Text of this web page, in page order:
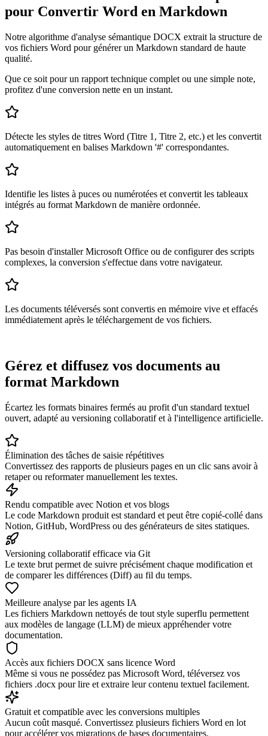
pour Convertir Word en Markdown
Notre algorithme d'analyse sémantique DOCX extrait la structure de
vos fichiers Word pour générer un Markdown standard de haute
qualité.
Que ce soit pour un rapport technique complet ou une simple note,
profitez d'une conversion nette en un instant.
Détecte les styles de titres Word (Titre 1, Titre 2, etc.) et les convertit
automatiquement en balises Markdown '#' correspondantes.
Identifie les listes à puces ou numérotées et convertit les tableaux
intégrés au format Markdown de manière ordonnée.
Pas besoin d'installer Microsoft Office ou de configurer des scripts
complexes, la conversion s'effectue dans votre navigateur.
Les documents téléversés sont convertis en mémoire vive et effacés
immédiatement après le téléchargement de vos fichiers.
Gérez et diffusez vos documents au
format Markdown
Écartez les formats binaires fermés au profit d'un standard textuel
ouvert, adapté au versioning collaboratif et à l'intelligence artificielle.
Élimination des tâches de saisie répétitives
Convertissez des rapports de plusieurs pages en un clic sans avoir à
retaper ou reformater manuellement les textes.
Rendu compatible avec Notion et vos blogs
Le code Markdown produit est standard et peut être copié-collé dans
Notion, GitHub, WordPress ou des générateurs de sites statiques.
Versioning collaboratif efficace via Git
Le texte brut permet de suivre précisément chaque modification et
de comparer les différences (Diff) au fil du temps.
Meilleure analyse par les agents IA
Les fichiers Markdown nettoyés de tout style superflu permettent
aux modèles de langage (LLM) de mieux appréhender votre
documentation.
Accès aux fichiers DOCX sans licence Word
Même si vous ne possédez pas Microsoft Word, téléversez vos
fichiers .docx pour lire et extraire leur contenu textuel facilement.
Gratuit et compatible avec les conversions multiples
Aucun coût masqué. Convertissez plusieurs fichiers Word en lot
pour accélérer vos migrations de bases documentaires.